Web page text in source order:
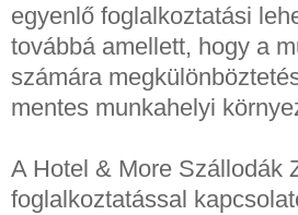
egyenlő foglalkoztatási
továbbá amellett, hogy a
számára
mentes munkahelyi
A Hotel & More Szállodák
foglalkoztatással